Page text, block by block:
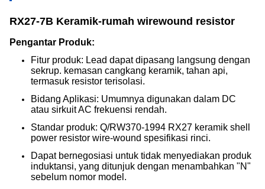
RX27-7B Keramik-rumah wirewound resistor
Pengantar Produk:
Fitur produk: Lead dapat dipasang langsung dengan
sekrup. kemasan cangkang keramik, tahan api,
termasuk resistor terisolasi.
Bidang Aplikasi: Umumnya digunakan dalam DC
atau sirkuit AC frekuensi rendah.
Standar produk: Q/RW370-1994 RX27 keramik shell
power resistor wire-wound spesifikasi rinci.
Dapat bernegosiasi untuk tidak menyediakan produk
induktansi, yang ditunjuk dengan menambahkan "N"
sebelum nomor model.